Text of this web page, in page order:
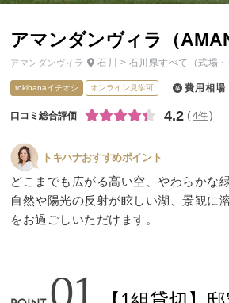
ドレスショ
アマンダンヴィラ（
アマンダンヴィラ 石川 > 石川県すべて （式場
tokihanaイチオシ オンライン見学可 費用相場
口コミ総合評価 4.2 4件
トキハナおすすめポイント
どこまでも広がる高い空、やわらかな
自然や陽光の反射が眩しい湖、景観に
をお過ごしいただけます。